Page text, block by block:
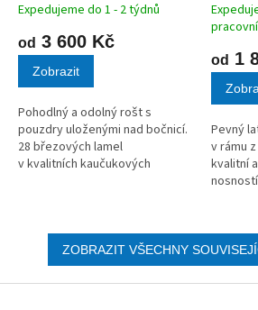
Expedujeme do 1 - 2 týdnů
od 3 600 Kč
Zobrazit
Pohodlný a odolný rošt s
pouzdry uloženými nad bočnicí.
28 březových lamel
v kvalitních kaučukových
od 1
Pevný
v rámu
kvalitní
ZOBRAZIT VŠECHNY